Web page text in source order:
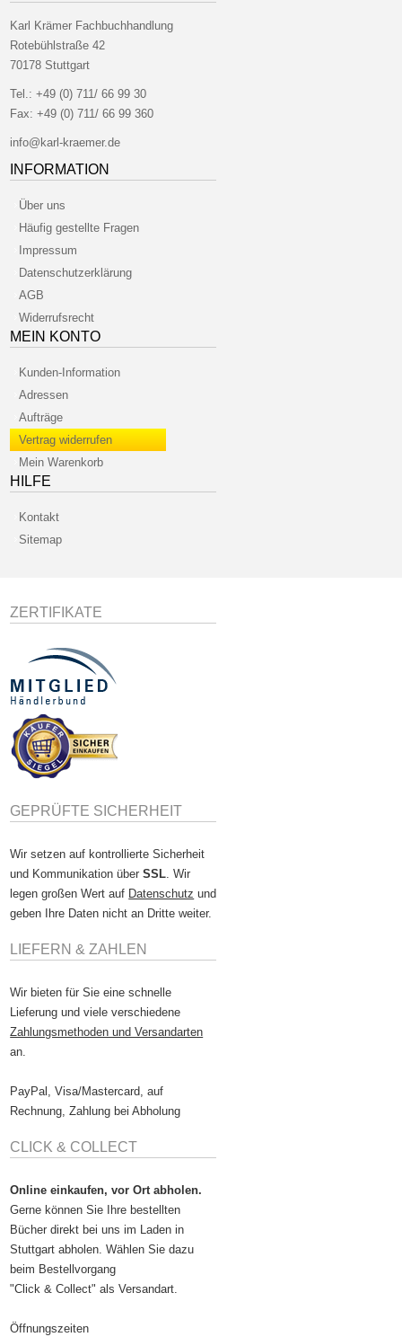
Karl Krämer Fachbuchhandlung
Rotebühlstraße 42
70178 Stuttgart
Tel.:+49 (0) 711/ 66 99 30
Fax: +49 (0) 711/ 66 99 360
info@karl-kraemer.de
INFORMATION
Über uns
Häufig gestellte Fragen
Impressum
Datenschutzerklärung
AGB
Widerrufsrecht
MEIN KONTO
Kunden-Information
Adressen
Aufträge
Vertrag widerrufen
Mein Warenkorb
HILFE
Kontakt
Sitemap
ZERTIFIKATE
GEPRÜFTE SICHERHEIT
Wir setzen auf kontrollierte Sicherheit
und Kommunikation überSSL . Wir
legen großen Wert auf Datenschutz und
geben Ihre Daten nicht an Dritte weiter.
LIEFERN & ZAHLEN
Wir bieten für Sie eine schnelle
Lieferung und viele verschiedene
Zahlungsmethoden und Versandarten
an.
PayPal, Visa/Mastercard, auf
Rechnung, Zahlung bei Abholung
CLICK & COLLECT
Online einkaufen, vor Ort abholen.
Gerne können Sie Ihre bestellten
Bücher direkt bei uns im Laden in
Stuttgart abholen. Wählen Sie dazu
beim Bestellvorgang
"Click & Collect" als Versandart.
Öffnungszeiten